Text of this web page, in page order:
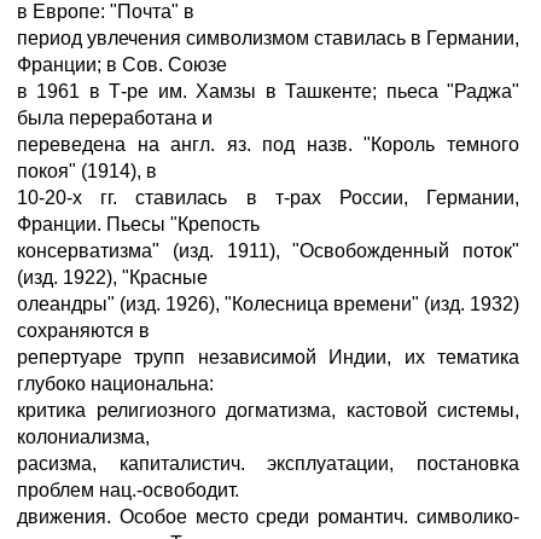
в Европе: "Почта" в
период увлечения символизмом ставилась в Германии,
Франции; в Сов. Союзе
в 1961 в Т-ре им. Хамзы в Ташкенте; пьеса "Раджа"
была переработана и
переведена на англ. яз. под назв. "Король темного
покоя" (1914), в
10-20-х гг. ставилась в т-рах России, Германии,
Франции. Пьесы "Крепость
консерватизма" (изд. 1911), "Освобожденный поток"
(изд. 1922), "Красные
олеандры" (изд. 1926), "Колесница времени" (изд. 1932)
сохраняются в
репертуаре трупп независимой Индии, их тематика
глубоко национальна:
критика религиозного догматизма, кастовой системы,
колониализма,
расизма, капиталистич. эксплуатации, постановка
проблем нац.-освободит.
движения. Особое место среди романтич. символико-